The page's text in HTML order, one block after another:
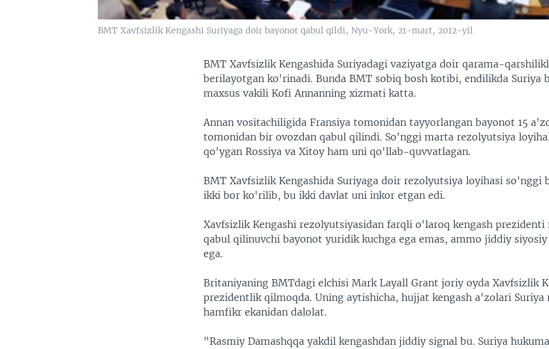
BMT Xavfsizlik Kengashi Suriyaga doir bayonot qabul qildi, Nyu-York, 21-mart, 2012-yil
BMT Xavfsizlik Kengashida Suriyadagi vaziyatga doir qarama-
berilayotgan ko'rinadi. Bunda BMT sobiq bosh kotibi, endilikda Suriya
maxsus vakili Kofi Annanning xizmati katta.
Annan vositachiligida Fransiya tomonidan tayyorlangan bayonot 15
tomonidan bir ovozdan qabul qilindi. So'nggi marta rezolyutsiya
qo'ygan Rossiya va Xitoy ham uni qo'llab-quvvatlagan.
BMT Xavfsizlik Kengashida Suriyaga doir rezolyutsiya loyihasi so'nggi
ikki bor ko'rilib, bu ikki davlat uni inkor etgan edi.
Xavfsizlik Kengashi rezolyutsiyasidan farqli o'laroq kengash prezidenti
qabul qilinuvchi bayonot yuridik kuchga ega emas, ammo jiddiy
ega.
Britaniyaning BMTdagi elchisi Mark Layall Grant joriy oyda Xavfsizlik
prezidentlik qilmoqda. Uning aytishicha, hujjat kengash a'zolari Suriya
hamfikr ekanidan dalolat.
"Rasmiy Damashqqa yakdil kengashdan jiddiy signal bu. Suriya